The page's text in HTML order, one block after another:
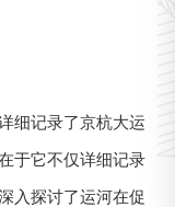
细记录了京杭大运
于它不仅详细记录
入探讨了运河在促